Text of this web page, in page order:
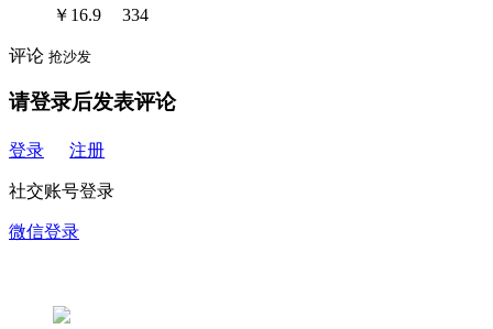
￥ 16.9 334
评论 抢沙发
请登录后发表评论
登录 注册
社交账号登录
微信登录